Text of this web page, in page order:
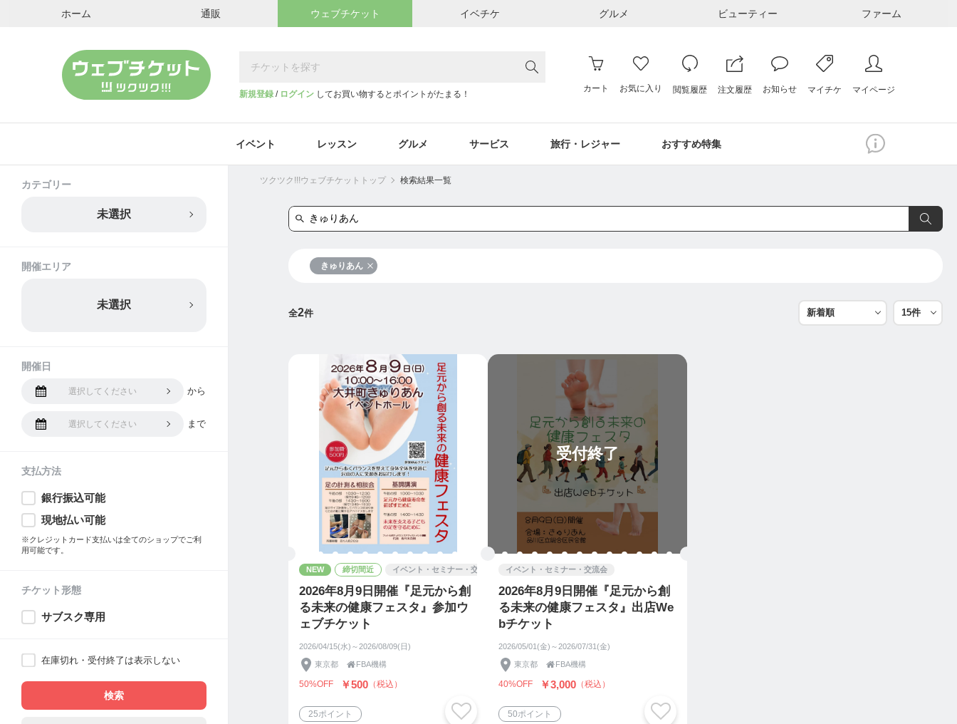
ホーム 通販 ウェブチケット イベチケ グルメ ビューティー ファーム
新規登録 / ログイン してお買い物するとポイントがたまる！
カート お気に入り 閲覧履歴 注文履歴 お知らせ マイチケ マイページ
イベント レッスン グルメ サービス 旅行・レジャー おすすめ特集
ツクツク!!!ウェブチケットトップ 検索結果一覧
きゅりあん
全2件
NEW 締切間近 イベント・セミナー・交流会
2026年8月9日開催『足元から創
る未来の健康フェスタ』参加ウ
ェブチケット
2026/04/15(水)～2026/08/09(日)
東京都  FBA機構
50%OFF ￥500 （税込）
25ポイント
受付終了
イベント・セミナー・交流会
2026年8月9日開催『足元から創
る未来の健康フェスタ』出店We
bチケット
2026/05/01(金)～2026/07/31(金)
東京都  FBA機構
40%OFF ￥3,000 （税込）
50ポイント
カテゴリー
未選択
開催エリア
未選択
開催日
選択してください から
選択してください まで
支払方法
銀行振込可能
現地払い可能
※クレジットカード支払いは全てのショップでご利
用可能です。
チケット形態
サブスク専用
在庫切れ・受付終了は表示しない
検索